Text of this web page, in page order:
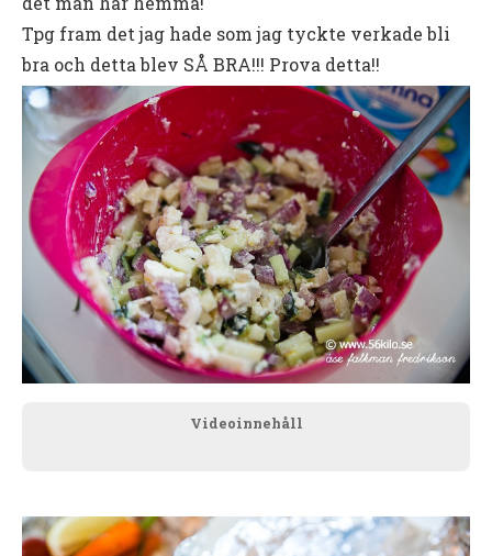
Tpg fram det jag hade som jag tyckte verkade bli
bra och detta blev SÅ BRA!!! Prova detta!!
Videoinnehåll